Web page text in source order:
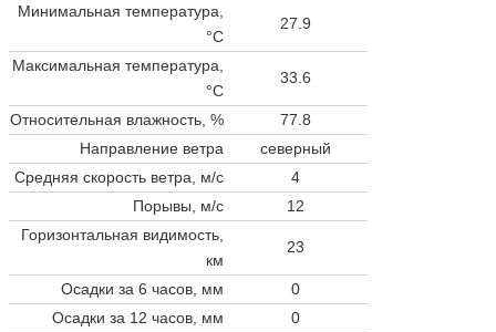
Минимальная температура,
°C
27.9
Максимальная температура,
°C
33.6
Относительная влажность, %
77.8
Направление ветра
северный
Средняя скорость ветра, м/с
4
Порывы, м/с
12
Горизонтальная видимость,
км
23
Осадки за 6 часов, мм
0
Осадки за 12 часов, мм
0